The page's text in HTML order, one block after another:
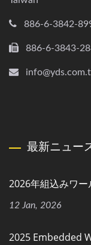
886-6-3842-
886-6-3843-
最新ニュー
2026年組込みワ
12 Jan, 2026
2025 Embedded